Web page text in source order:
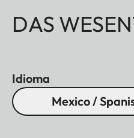
DAS
Idioma
Mexico /